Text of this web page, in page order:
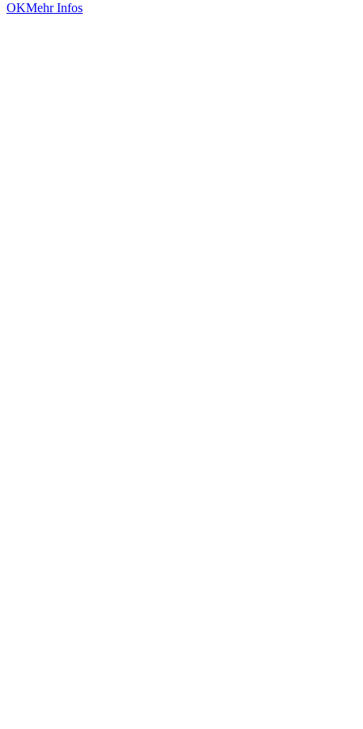
OKMehr Infos